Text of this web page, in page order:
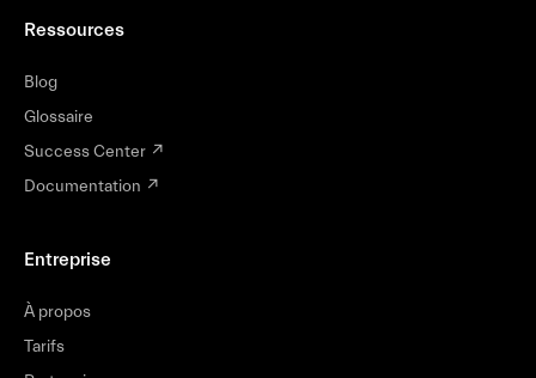
Ressources
Blog
Glossaire
Success Center ↗
Documentation ↗
Entreprise
À propos
Tarifs